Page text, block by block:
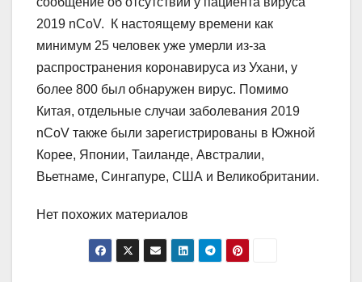
2019 nCoV. К настоящему времени как
минимум 25 человек уже умерли из-за
распространения коронавируса из Ухани, у
более 800 был обнаружен вирус. Помимо
Китая, отдельные случаи заболевания 2019
nCoV также были зарегистрированы в Южной
Корее, Японии, Таиланде, Австралии,
Вьетнаме, Сингапуре, США и Великобритании.
Нет похожих материалов